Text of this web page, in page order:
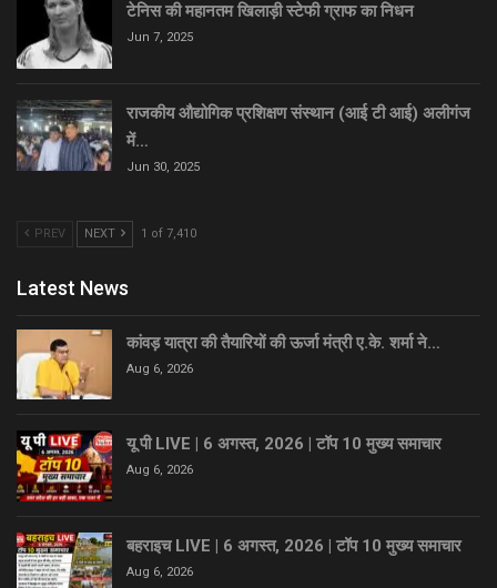
टेनिस की महानतम खिलाड़ी स्टेफी ग्राफ का निधन
Jun 7, 2025
राजकीय औद्योगिक प्रशिक्षण संस्थान (आई टी आई) अलीगंज
में…
Jun 30, 2025
PREV NEXT 1 of 7,410
Latest News
कांवड़ यात्रा की तैयारियों की ऊर्जा मंत्री ए.के. शर्मा ने…
Aug 6, 2026
यू पी LIVE | 6 अगस्त, 2026 | टॉप 10 मुख्य समाचार
Aug 6, 2026
बहराइच LIVE | 6 अगस्त, 2026 | टॉप 10 मुख्य समाचार
Aug 6, 2026